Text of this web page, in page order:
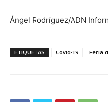
Ángel Rodríguez/ADN
ETIQUETAS Covid-19 Feria